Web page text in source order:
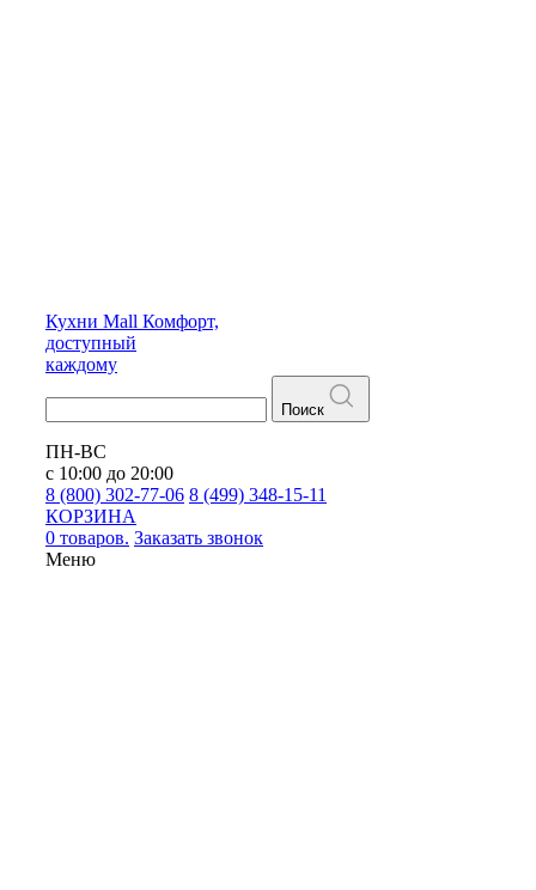
Кухни Mall Комфорт,
доступный
каждому
Поиск
ПН-ВС
с 10:00 до 20:00
8 (800) 302-77-06 8 (499) 348-15-11
КОРЗИНА
0 товаров. Заказать звонок
Меню